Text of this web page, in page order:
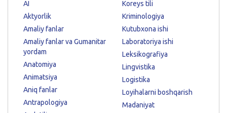
AI
Aktyorlik
Amaliy fanlar
Amaliy fanlar va Gumanitar
yordam
Anatomiya
Animatsiya
Aniq fanlar
Antrapologiya
Koreys tili
Kriminologiya
Kutubxona ishi
Laboratoriya ishi
Leksikografiya
Lingvistika
Logistika
Loyihalarni boshqarish
Madaniyat